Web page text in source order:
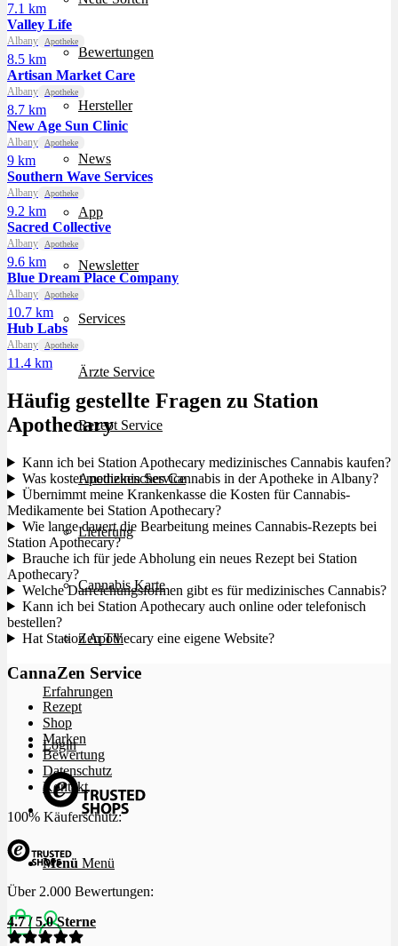
Bewertungen
Hersteller
News
App
Newsletter
Services
Ärzte Service
Rezept Service
Apotheken Service
Lieferung
Cannabis Karte
Zen TV
Erfahrungen
Login
Menü Menü
7.1 km
Valley Life
Albany Apotheke
8.5 km
Artisan Market Care
Albany Apotheke
8.7 km
New Age Sun Clinic
Albany Apotheke
9 km
Southern Wave Services
Albany Apotheke
9.2 km
Sacred Collective
Albany Apotheke
9.6 km
Blue Dream Place Company
Albany Apotheke
10.7 km
Hub Labs
Albany Apotheke
11.4 km
Häufig gestellte Fragen zu Station
Apothecary
Kann ich bei Station Apothecary medizinisches Cannabis kaufen?
Was kostet medizinisches Cannabis in der Apotheke in Albany?
Übernimmt meine Krankenkasse die Kosten für Cannabis-
Medikamente bei Station Apothecary?
Wie lange dauert die Bearbeitung meines Cannabis-Rezepts bei
Station Apothecary?
Brauche ich für jede Abholung ein neues Rezept bei Station
Apothecary?
Welche Darreichungsformen gibt es für medizinisches Cannabis?
Kann ich bei Station Apothecary auch online oder telefonisch
bestellen?
Hat Station Apothecary eine eigene Website?
CannaZen Service
Rezept
Shop
Marken
Bewertung
Datenschutz
Kontakt
100% Käuferschutz:
Über 2.000 Bewertungen:
4.7 / 5.0 Sterne